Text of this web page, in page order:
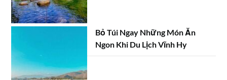
Bỏ Túi Ngay Những Món Ăn
Ngon Khi Du Lịch Vĩnh Hy